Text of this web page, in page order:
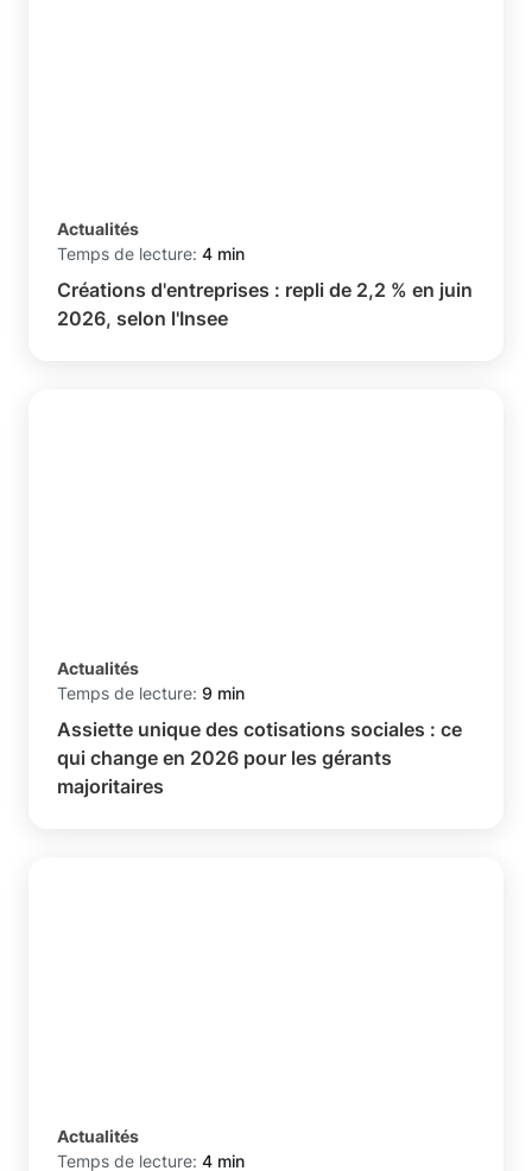
Actualités
Temps de lecture: 4 min
Créations d'entreprises : repli de 2,2 % en juin
2026, selon l'Insee
Actualités
Temps de lecture: 9 min
Assiette unique des cotisations sociales : ce
qui change en 2026 pour les gérants
majoritaires
Actualités
Temps de lecture: 4 min